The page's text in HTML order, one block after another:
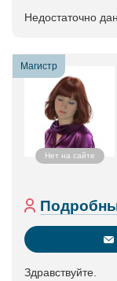
Недостаточно
Магистр
Нет на сайте
Здравствуйте.